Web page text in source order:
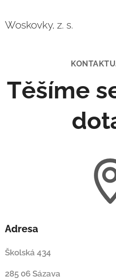
Woskovky, z. s.
Těšíme
Adresa
Školská 434
285 06 Sázava